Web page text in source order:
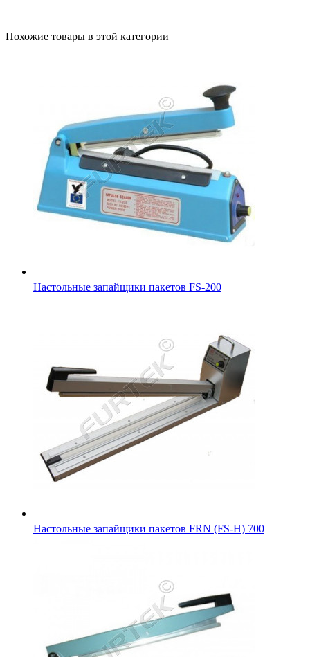
Похожие товары в этой категории
Настольные запайщики пакетов FS-200
Настольные запайщики пакетов FRN (FS-H) 700